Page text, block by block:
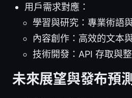
用戶需求對應：
學習與研究：專業術語
內容創作：高效的文本
技術開發：API 存取與
未來展望與發布預測